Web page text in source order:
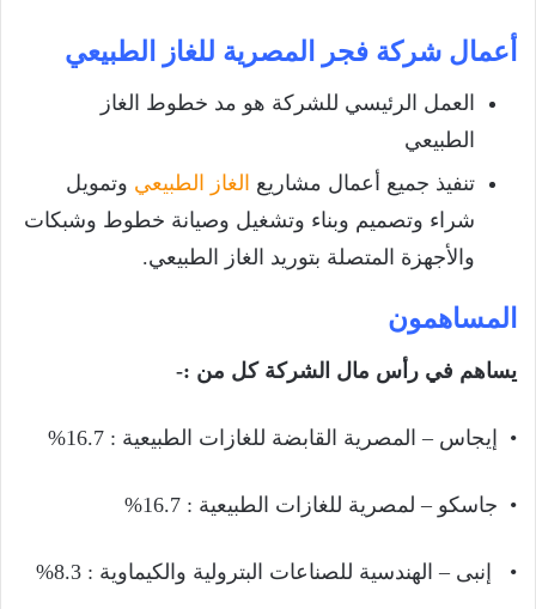
أعمال شركة فجر المصرية للغاز الطبيعي
العمل الرئيسي للشركة هو مد خطوط الغاز
الطبيعي
تنفيذ جميع أعمال مشاريع الغاز الطبيعي وتمويل
شراء وتصميم وبناء وتشغيل وصيانة خطوط وشبكات
والأجهزة المتصلة بتوريد الغاز الطبيعي.
المساهمون
يساهم في رأس مال الشركة كل من :-
• إيجاس – المصرية القابضة للغازات الطبيعية : 16.7%
• جاسكو – لمصرية للغازات الطبيعية : 16.7%
• إنبى – الهندسية للصناعات البترولية والكيماوية : 8.3%